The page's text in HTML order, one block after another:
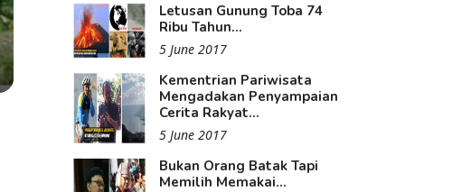
Letusan Gunung Toba 74
Ribu Tahun...
5 June 2017
Kementrian Pariwisata
Mengadakan Penyampaian
Cerita Rakyat...
5 June 2017
Bukan Orang Batak Tapi
Memilih Memakai...